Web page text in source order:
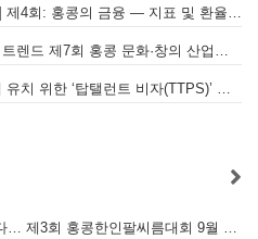
[숫자로 보는 홍콩 교민 생활 경제] 제4회: 홍콩의 금융 — 지표 및 환율, MPF 운영 현황
[기획특집] 숫자로 읽는 홍콩 경제 트렌드 제7회 홍콩 문화·창의 산업의 구조와 분야별 동향
[홍콩 비자 안내] 세계적 우수 인재 유치 위한 ‘탑탤런트 비자(TTPS)’ 주요 요건
세계 챔피언 홍지승 선수 홍콩 온다… 제3회 홍콩한인팔씨름대회 9월 12일 개최